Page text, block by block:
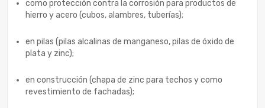
como protección contra la corrosión para productos de
hierro y acero (cubos, alambres, tuberías);
en pilas (pilas alcalinas de manganeso, pilas de óxido de
plata y zinc);
en construcción (chapa de zinc para techos y como
revestimiento de fachadas);